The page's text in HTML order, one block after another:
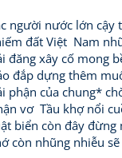
người nước lớn cậy
đất Việt Nam
đăng xây cố mong
đắp dựng thêm
phận của chung*
vơ Tầu khợ nổi
biển còn đây đừng
còn nhũng nhiễu